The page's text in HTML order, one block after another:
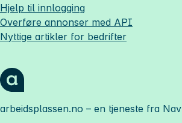
Hjelp til innlogging
Overføre annonser med API
Nyttige artikler for bedrifter
arbeidsplassen.no – en tjeneste fra Nav